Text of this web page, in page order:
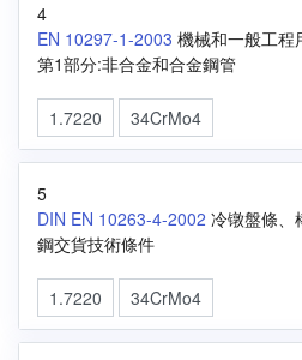
4
EN 10297-1-2003 機械和一般工程
第1部分:非合金和合金鋼管
1.7220 34CrMo4
5
DIN EN 10263-4-2002 冷镦盤條、
鋼交貨技術條件
1.7220 34CrMo4